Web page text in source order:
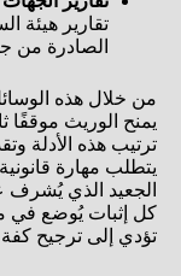
تقارير هيئة
الصادرة من
من خلال هذه
يمنح الوريث موقفًا
ترتيب هذه الأدلة
يتطلب مهارة
الجعيد الذي
كل إثبات يُوضع في
تؤدي إلى ترجيح